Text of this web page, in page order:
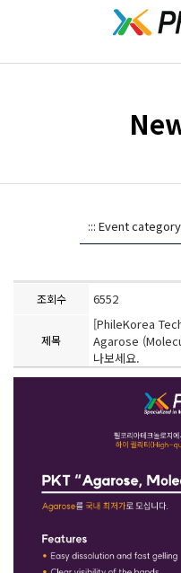
조회수 6552
제목
[PhileKorea
Agarose
나보세요.